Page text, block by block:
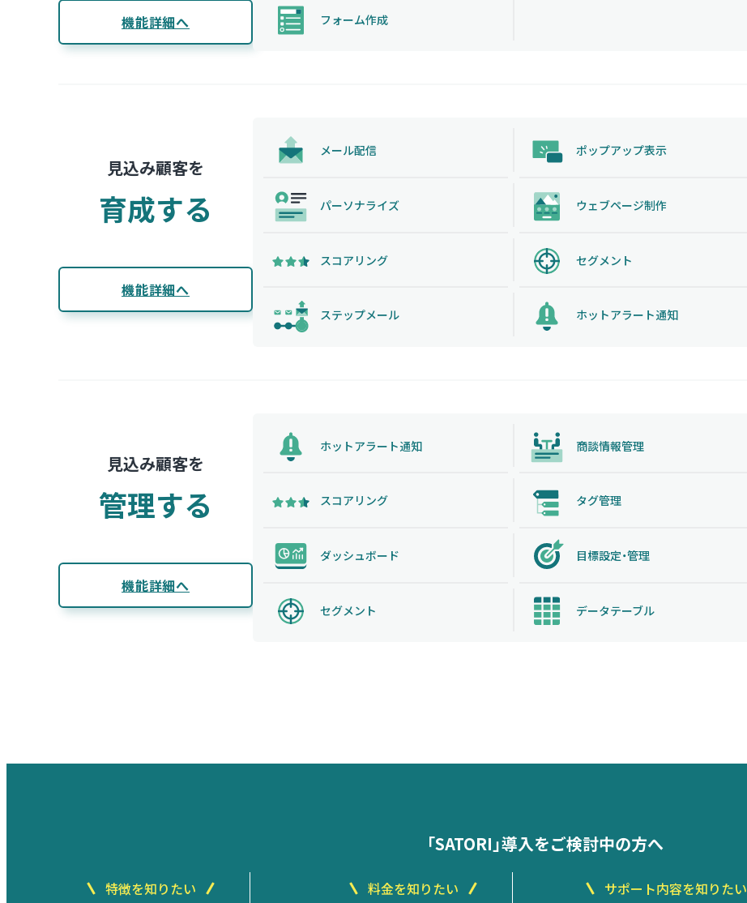
機能詳細へ フォーム作成
見込み顧客を
育成する
機能詳細へ
メール配信 ポップアップ表示
パーソナライズ ウェブページ制作
スコアリング セグメント
ステップメール ホットアラート通知
見込み顧客を
管理する
機能詳細へ
ホットアラート通知 商談情報管理
スコアリング タグ管理
ダッシュボード 目標設定・管理
セグメント データテーブル
「SATORI」導入をご検討中の方へ
特徴を知りたい 料金を知りたい サポート内容を知りたい